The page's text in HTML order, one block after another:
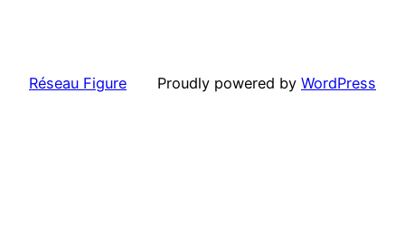
Réseau Figure Proudly powered by WordPress